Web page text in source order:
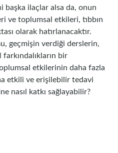
başka ilaçlar alsa da, onun
ve toplumsal etkileri, tıbbın
olarak hatırlanacaktır.
geçmişin verdiği derslerin,
bir
etkilerinin daha fazla
etkili ve erişilebilir tedavi
nasıl katkı sağlayabilir?